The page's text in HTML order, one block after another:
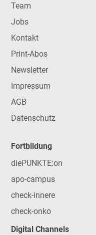
Team
Jobs
Kontakt
Print-Abos
Newsletter
Impressum
AGB
Datenschutz
Fortbildung
diePUNKTE:on
apo-campus
check-innere
check-onko
Digital Channels